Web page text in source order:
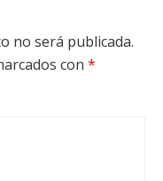
no será publicada.
con *